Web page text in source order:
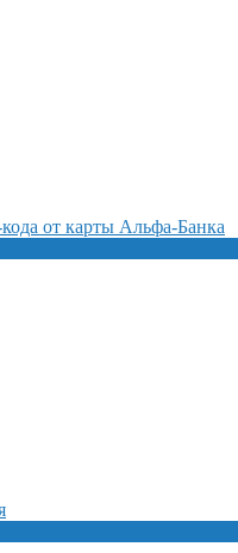
от карты Альфа-Банка